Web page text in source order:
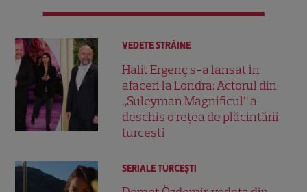
VEDETE STRĂINE
Halit Ergenç s-a lansat în
afaceri la Londra: Actorul din
„Suleyman Magnificul” a
deschis o rețea de plăcintării
turcești
SERIALE TURCEŞTI